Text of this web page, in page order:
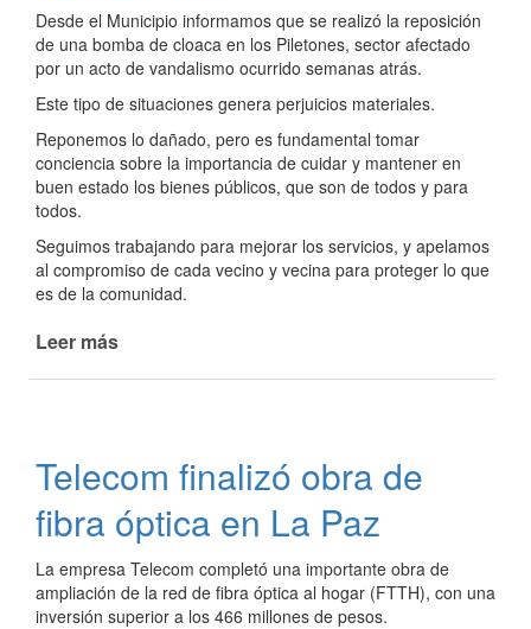
Desde el Municipio informamos que se realizó la reposición
de una bomba de cloaca en los Piletones, sector afectado
por un acto de vandalismo ocurrido semanas atrás.
Este tipo de situaciones genera perjuicios materiales.
Reponemos lo dañado, pero es fundamental tomar
conciencia sobre la importancia de cuidar y mantener en
buen estado los bienes públicos, que son de todos y para
todos.
Seguimos trabajando para mejorar los servicios, y apelamos
al compromiso de cada vecino y vecina para proteger lo que
es de la comunidad.
Leer más
cloaca
tras
hechos
de
vandalismo
Telecom finalizó obra de
fibra óptica en La Paz
La empresa Telecom completó una importante obra de
ampliación de la red de fibra óptica al hogar (FTTH), con una
inversión superior a los 466 millones de pesos.